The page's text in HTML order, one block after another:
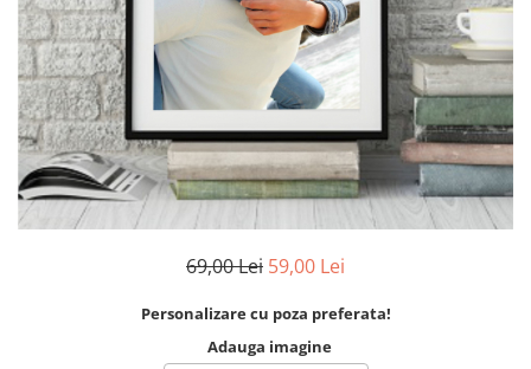
Tablou Aluminiu
Tablouri auto
Calendare Personalizate
Ceas Personalizat
69,00 Lei 59,00 Lei
Personalizare cu poza preferata!
Adauga imagine